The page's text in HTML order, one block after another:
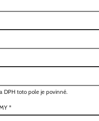
DPH toto pole je povinné.
*